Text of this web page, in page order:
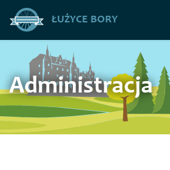
ŁUŻYCE BORY
Administracja